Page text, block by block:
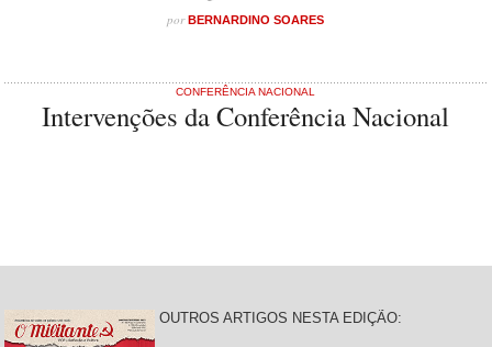
porBERNARDINO SOARES
CONFERÊNCIA NACIONAL
Intervenções da Conferência Nacional
OUTROS ARTIGOS NESTA EDIÇÃO: